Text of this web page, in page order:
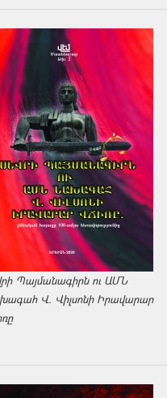
Պայմանագիրն ու ԱՄՆ
Վ. Վիլսոնի Իրավարար